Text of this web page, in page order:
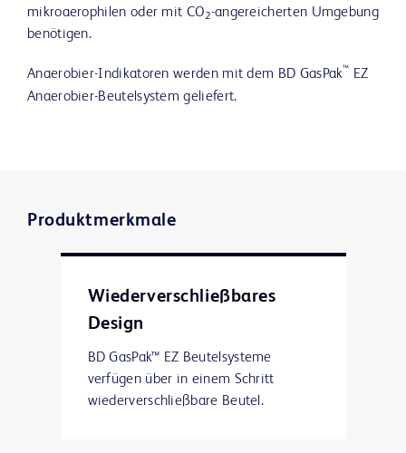
mikroaerophilen oder mit CO2-angereicherten Umgebung
benötigen.
Anaerobier-Indikatoren werden mit dem BD GasPak™ EZ
Anaerobier-Beutelsystem geliefert.
Produktmerkmale
Wiederverschließbares
Design
BD GasPak™ EZ Beutelsysteme
verfügen über in einem Schritt
wiederverschließbare Beutel.